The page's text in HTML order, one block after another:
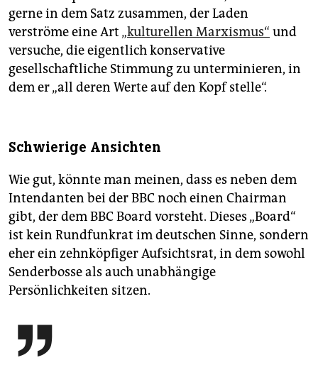
gerne in dem Satz zusammen, der Laden
verströme eine Art „kulturellen Marxismus“ und
versuche, die eigentlich konservative
gesellschaftliche Stimmung zu unterminieren, in
dem er „all deren Werte auf den Kopf stelle“.
Schwierige Ansichten
Wie gut, könnte man meinen, dass es neben dem
Intendanten bei der BBC noch einen Chairman
gibt, der dem BBC Board vorsteht. Dieses „Board“
ist kein Rundfunkrat im deutschen Sinne, sondern
eher ein zehnköpfiger Aufsichtsrat, in dem sowohl
Senderbosse als auch unabhängige
Persönlichkeiten sitzen.
